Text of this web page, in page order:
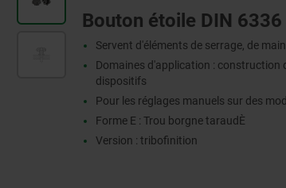
Bouton étoile DIN
Servent d'éléments de serrage, de
Domaines d'application :
dispositifs
Pour les réglages manuels sur des
Forme E : Trou borgne taraudÈ
Version : tribofinition